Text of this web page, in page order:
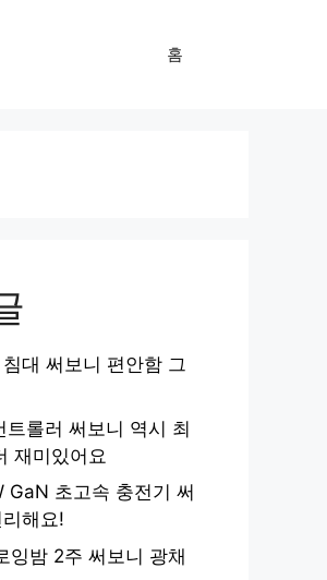
홈
대 써보니 편안함 그
롤러 써보니 역시 최
재미있어요
GaN 초고속 충전기 써
해요!
잉밤 2주 써보니 광채